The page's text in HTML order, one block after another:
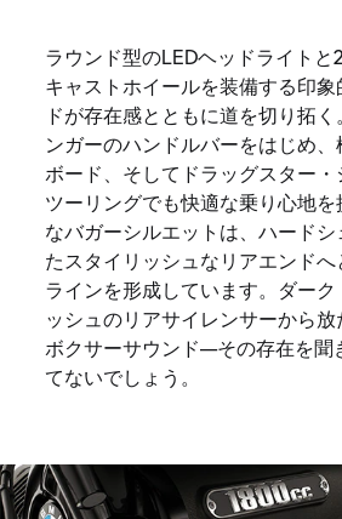
ラウンド型のLEDヘッドライトと
キャストホイールを装備する印
ドが存在感とともに道を切り拓
ンガーのハンドルバーをはじめ、
ボード、そしてドラッグスター
ツーリングでも快適な乗り心地
なバガーシルエットは、ハードシ
たスタイリッシュなリアエンド
ラインを形成しています。ダー
ッシュのリアサイレンサーから
ボクサーサウンド—その存在を聞
てないでしょう。